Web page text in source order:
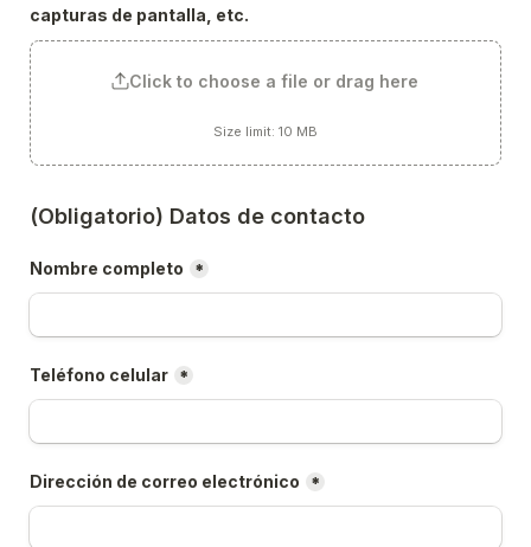
capturas de pantalla, etc.
Click to choose a file or drag here
Size limit: 10 MB
(Obligatorio) Datos de contacto
Nombre completo *
Teléfono celular *
Dirección de correo electrónico *